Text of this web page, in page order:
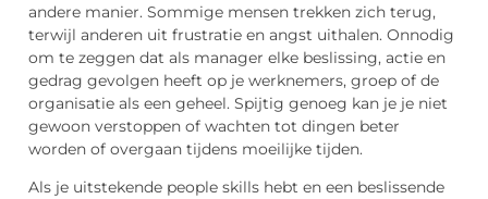
andere manier. Sommige mensen trekken zich terug,
terwijl anderen uit frustratie en angst uithalen. Onnodig
om te zeggen dat als manager elke beslissing, actie en
gedrag gevolgen heeft op je werknemers, groep of de
organisatie als een geheel. Spijtig genoeg kan je je niet
gewoon verstoppen of wachten tot dingen beter
worden of overgaan tijdens moeilijke tijden.
Als je uitstekende people skills hebt en een beslissende